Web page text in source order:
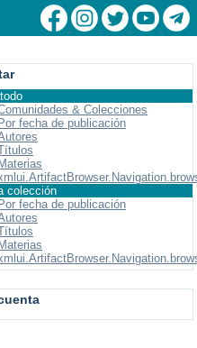
& Colecciones
Por fecha de publicación
Materias
colección
Por fecha de publicación
Materias